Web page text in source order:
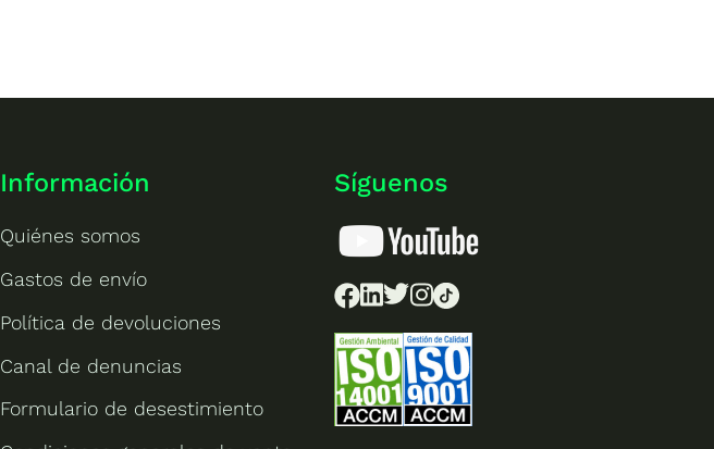
Información
Quiénes somos
Gastos de envío
Política de devoluciones
Canal de denuncias
Formulario de desestimiento
Síguenos